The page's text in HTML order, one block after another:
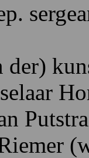
der) ku
P